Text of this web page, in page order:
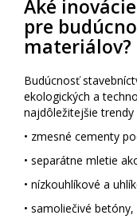
Aké
pre
materiálov?
Budúcnosť
ekologických a
najdôležitejšie trendy
• zmesné cementy
• separátne mletie
• nízkouhlíkové a
• samoliečivé betóny,